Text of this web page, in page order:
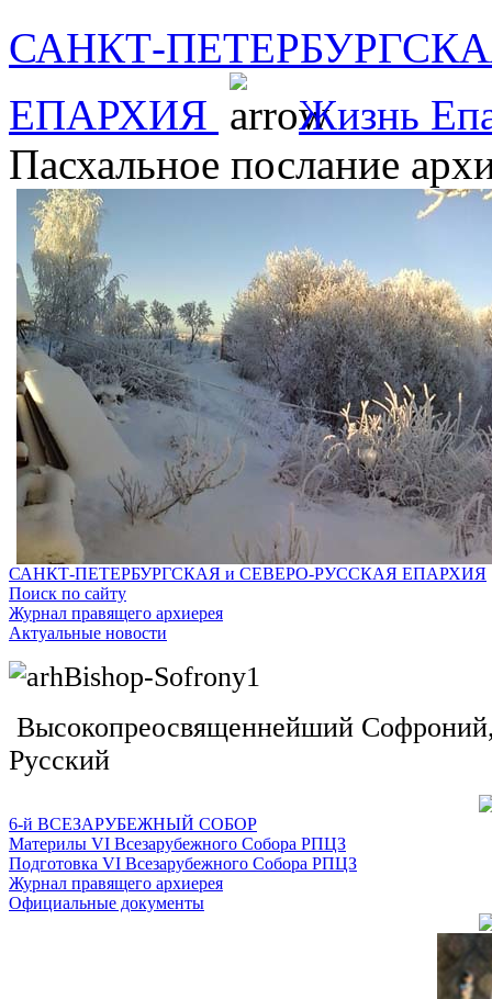
САНКТ-
ЕПАРХИЯ
Жизнь
Пасхальное послание
САНКТ-ПЕТЕРБУРГСКАЯ и СЕВЕРО-РУССКАЯ ЕПАРХИЯ
Поиск по сайту
Журнал правящего архиерея
Актуальные новости
Высокопреосвященнейший
Русский
6-й ВСЕЗАРУБЕЖНЫЙ СОБОР
Материлы VI Всезарубежного Собора РПЦЗ
Подготовка VI Всезарубежного Собора РПЦЗ
Журнал правящего архиерея
Официальные документы